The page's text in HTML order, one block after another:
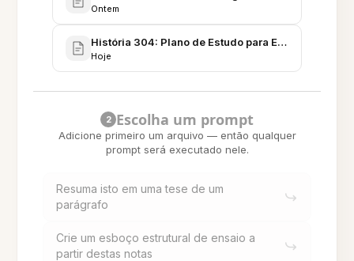
Ontem
História 304: Plano de Estudo para Ensaios e
Hoje
2 Escolha um prompt
Adicione primeiro um arquivo — então qualquer
prompt será executado nele.
Resuma isto em uma tese de um
parágrafo
Crie um esboço estrutural de ensaio a
partir destas notas